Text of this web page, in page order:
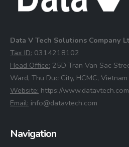
Data V Tech Solutions Company
⁠Tax ID: 0314218102
⁠Head Office: 25D Tran Van Sac
Ward, Thu Duc City, HCMC, Vietnam
⁠Website: https://
⁠Email: info@datavtech.com
Navigation